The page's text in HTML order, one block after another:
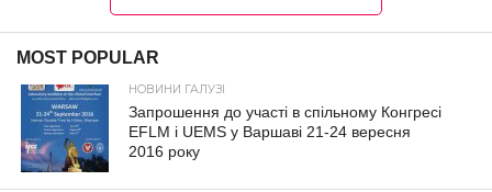
MOST POPULAR
НОВИНИ ГАЛУЗІ
Запрошення до участі в спільному Конгресі
EFLM і UEMS у Варшаві 21-24 вересня
2016 року